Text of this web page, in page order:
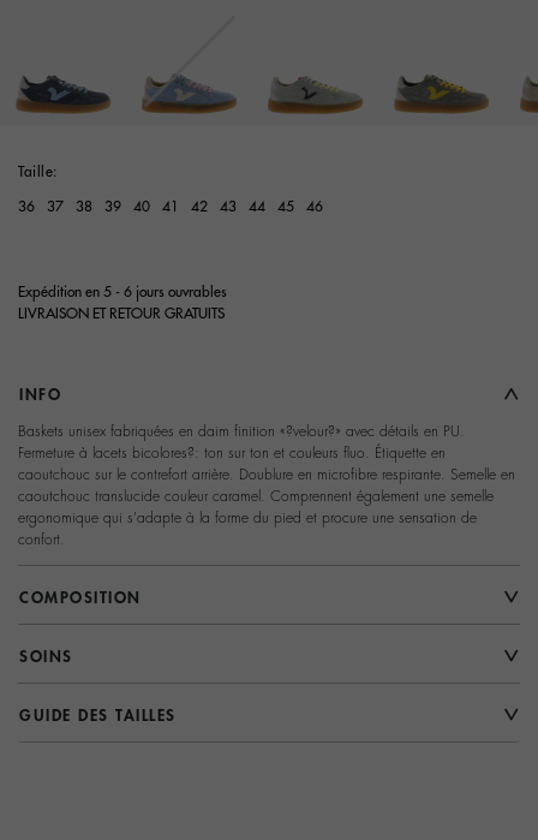
Taille:
36 37 38 39 40 41 42 43 44 45 46
Expédition en 5 - 6 jours ouvrables
LIVRAISON ET RETOUR GRATUITS
INFO
Baskets unisex fabriquées en daim finition «?velour?» avec détails en PU.
Fermeture à lacets bicolores?: ton sur ton et couleurs fluo. Étiquette en
caoutchouc sur le contrefort arrière. Doublure en microfibre respirante. Semelle en
caoutchouc translucide couleur caramel. Comprennent également une semelle
ergonomique qui s'adapte à la forme du pied et procure une sensation de
confort.
COMPOSITION
SOINS
GUIDE DES TAILLES